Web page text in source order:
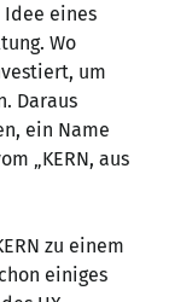
eines
Wo
um
Daraus
ein Name
„KERN, aus
zu einem
einiges